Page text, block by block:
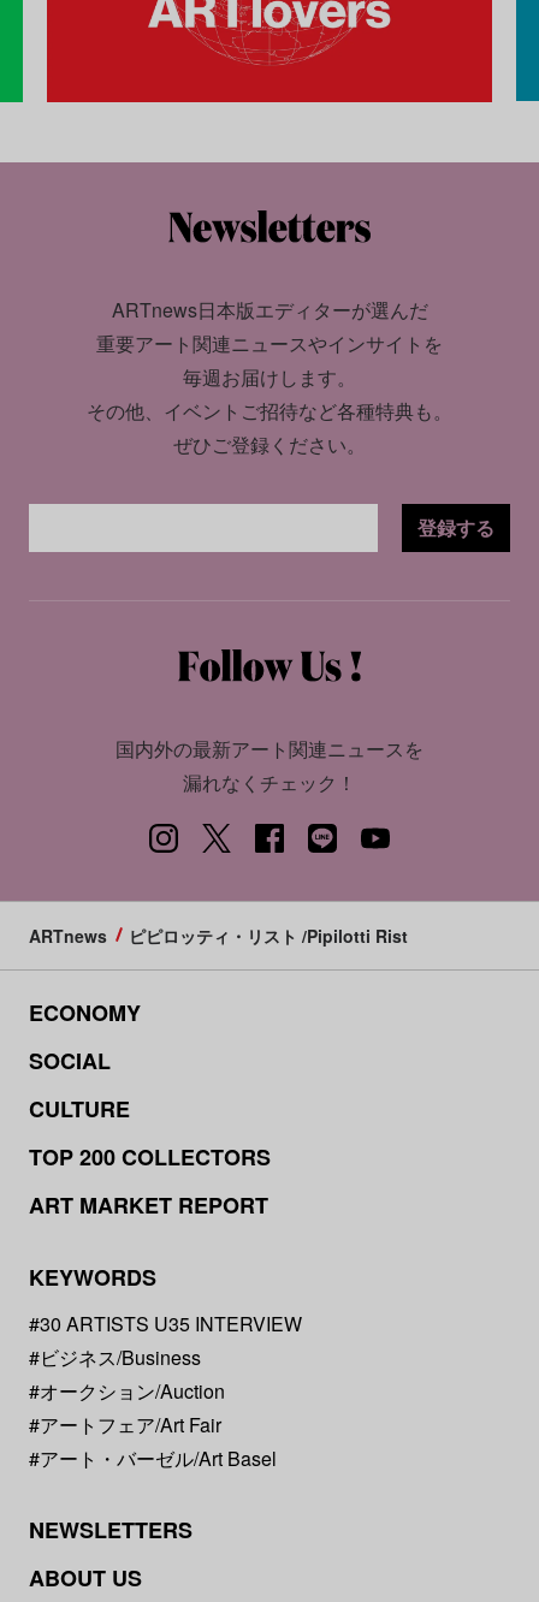
ARTnews日本版エディターが選んだ
重要アート関連ニュースやインサイトを
毎週お届けします。
その他、イベントご招待など各種特典も。
ぜひご登録ください。
登録する
国内外の最新アート関連ニュースを
漏れなくチェック！
ARTnews ピピロッティ・リスト /Pipilotti Rist
ECONOMY
SOCIAL
CULTURE
TOP 200 COLLECTORS
ART MARKET REPORT
KEYWORDS
#30 ARTISTS U35 INTERVIEW
#ビジネス/Business
#オークション/Auction
#アートフェア/Art Fair
#アート・バーゼル/Art Basel
NEWSLETTERS
ABOUT US